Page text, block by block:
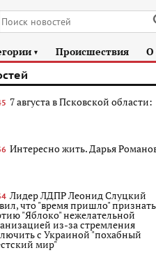
► Происшествия О
7 августа в Псковской области:
Интересно жить. Дарья
Лидер ЛДПР Леонид Слуцкий
что "время пришло" признать
"Яблоко" нежелательной
из-за стремления
с Украиной "похабный
мир"